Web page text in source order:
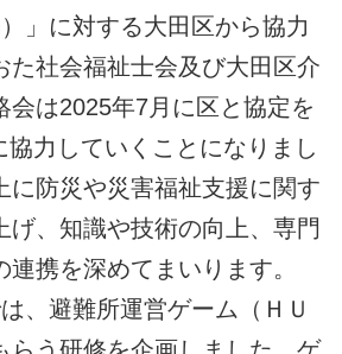
」に対する大田区から協力
た社会福祉士会及び大田区介
会は2025年7月に区と協定を
協力していくことになりまし
に防災や災害福祉支援に関す
げ、知識や技術の向上、専門
携を深めてまいります。
、避難所運営ゲーム（ＨＵ
らう研修を企画しました。ゲ